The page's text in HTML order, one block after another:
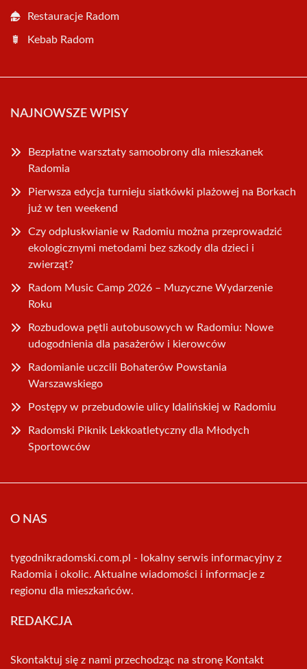
Restauracje Radom
Kebab Radom
NAJNOWSZE WPISY
Bezpłatne warsztaty samoobrony dla mieszkanek
Radomia
Pierwsza edycja turnieju siatkówki plażowej na Borkach
już w ten weekend
Czy odpluskwianie w Radomiu można przeprowadzić
ekologicznymi metodami bez szkody dla dzieci i
zwierząt?
Radom Music Camp 2026 – Muzyczne Wydarzenie
Roku
Rozbudowa pętli autobusowych w Radomiu: Nowe
udogodnienia dla pasażerów i kierowców
Radomianie uczcili Bohaterów Powstania
Warszawskiego
Postępy w przebudowie ulicy Idalińskiej w Radomiu
Radomski Piknik Lekkoatletyczny dla Młodych
Sportowców
O NAS
tygodnikradomski.com.pl - lokalny serwis informacyjny z
Radomia i okolic. Aktualne wiadomości i informacje z
regionu dla mieszkańców.
REDAKCJA
Skontaktuj się z nami przechodząc na stronę Kontakt